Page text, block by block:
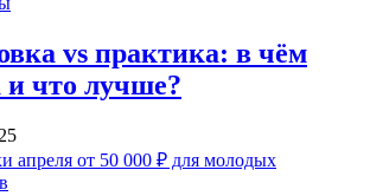
vs практика: в чём
и что лучше?